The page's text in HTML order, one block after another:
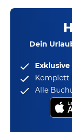
Dein
Komplett
Alle